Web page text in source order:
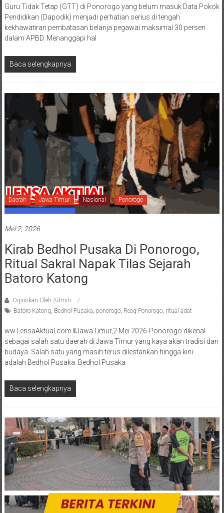
Guru Tidak Tetap (GTT) di Ponorogo yang belum masuk Data Pokok
Pendidikan (Dapodik) menjadi perhatian serius di tengah
kekhawatiran pembatasan belanja pegawai maksimal 30 persen
dalam APBD. Menanggapi hal
Baca selengkapnya
Daerah Jawa Timur Nasional Ponorogo
Mei 2, 2026
Kirab Bedhol Pusaka Di Ponorogo,
Ritual Sakral Napak Tilas Sejarah
Batoro Katong
Diposkan Oleh:Admin
Batoro Katong, Bedhol Pusaka, ponorogo, Reog Ponorogo, ritual adat
ww.LensaAktual.com.ǁJawaTimur,2 Mei 2026-Ponorogo dikenal
sebagai salah satu daerah di Jawa Timur yang kaya akan tradisi dan
budaya. Salah satu yang masih terus dilestarikan hingga kini
adalah Bedhol Pusaka. Bedhol Pusaka
Baca selengkapnya